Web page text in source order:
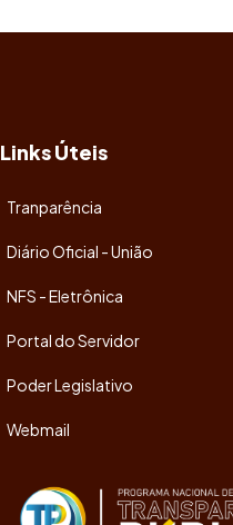
Links Úteis
Tranparência
Diário Oficial - União
NFS - Eletrônica
Portal do Servidor
Poder Legislativo
Webmail